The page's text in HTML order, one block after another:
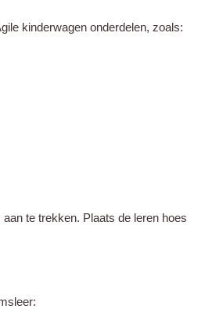
kinderwagen onderdelen, zoals:
te trekken. Plaats de leren hoes